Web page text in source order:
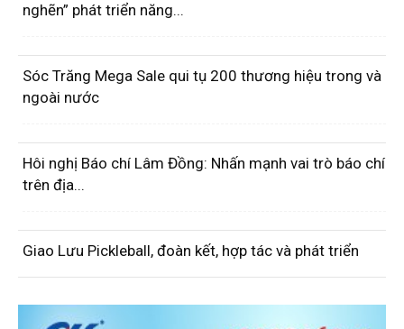
nghẽn” phát triển năng...
Sóc Trăng Mega Sale qui tụ 200 thương hiệu trong và
ngoài nước
Hôi nghị Báo chí Lâm Đồng: Nhấn mạnh vai trò báo chí
trên địa...
Giao Lưu Pickleball, đoàn kết, hợp tác và phát triển